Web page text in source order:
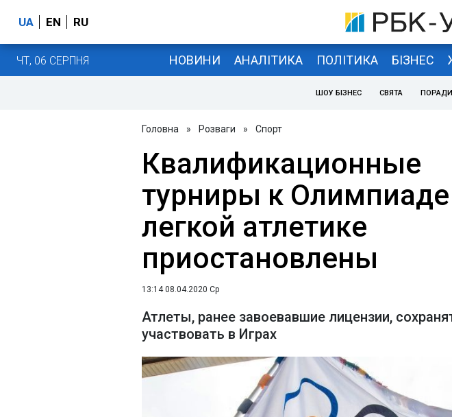
UA EN RU
ЧТ, 06 СЕРПНЯ НОВИНИ АНАЛІТИКА ПОЛІТИКА БІЗНЕС
ШОУ БІЗНЕС СВЯТА ПОРАДИ
Головна » Розваги » Спорт
Квалификационные
турниры к
легкой атлетике
приостановлены
13:14 08.04.2020 Ср
Атлеты, ранее завоевавшие лицензии,
участвовать в Играх